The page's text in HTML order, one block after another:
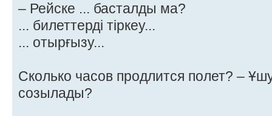
– Рейске ... басталды ма?
... билеттерді тіркеу...
... отырғызу...
Сколько часов продлится полет? –
созылады?